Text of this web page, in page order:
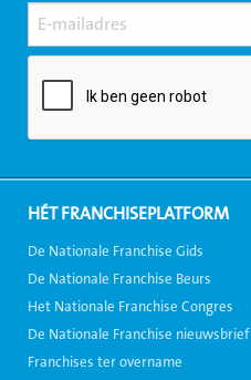
HÉT FRANCHISEPLATFORM
De Nationale Franchise Gids
De Nationale Franchise Beurs
Het Nationale Franchise Congres
De Nationale Franchise nieuwsbrief
Franchises ter overname